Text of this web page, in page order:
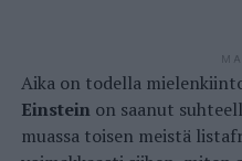
Aika on todella
Einsteinon saanut
muassa toisen meistä